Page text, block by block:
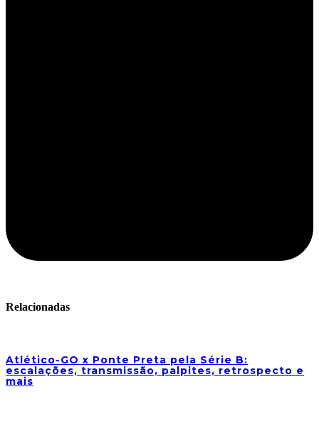
Relacionadas
Atlético-GO x Ponte Preta pela Série B:
escalações, transmissão, palpites, retrospecto e
mais